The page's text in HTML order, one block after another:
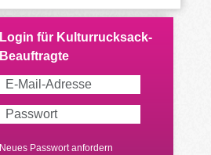
Neues Passwort anfordern